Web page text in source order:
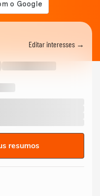
Editar interesses →
resumos